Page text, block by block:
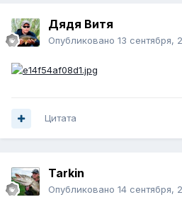
Дядя Витя
Опубликовано 13 сентября,
Цитата
Tarkin
Опубликовано 14 сентября,